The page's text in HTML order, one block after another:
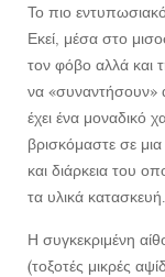
Το πιο
Εκεί, μέσα στο
τον φόβο αλλά και
να «συναντήσουν»
έχει ένα μοναδικό
βρισκόμαστε σε
και διάρκεια του
τα υλικά κατασκευή.
Η συγκεκριμένη
(τοξοτές μικρές